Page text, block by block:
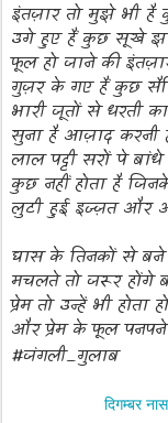
इंतज़ार तो मुझे भी है
उगे हुए हैं कुछ सूखे
फूल हो जाने की
गुज़र के गए हैं कुछ
भारी जूतों से धरती
सुना है आज़ाद करनी
लाल पट्टी सरों पे
कुछ नहीं होता है
लुटी हुई इज्ज़त और
घास के तिनकों से
मचलते तो जरूर होंगे
प्रेम तो उन्हें भी होता
और प्रेम के फूल पनपने
#जंगली_गुलाब
दिगम्बर